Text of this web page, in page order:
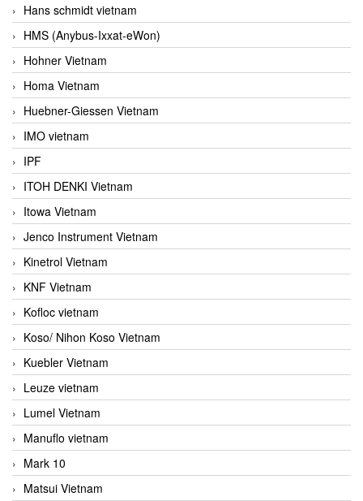
Hans schmidt vietnam
HMS (Anybus-Ixxat-eWon)
Hohner Vietnam
Homa Vietnam
Huebner-Giessen Vietnam
IMO vietnam
IPF
ITOH DENKI Vietnam
Itowa Vietnam
Jenco Instrument Vietnam
Kinetrol Vietnam
KNF Vietnam
Kofloc vietnam
Koso/ Nihon Koso Vietnam
Kuebler Vietnam
Leuze vietnam
Lumel Vietnam
Manuflo vietnam
Mark 10
Matsui Vietnam